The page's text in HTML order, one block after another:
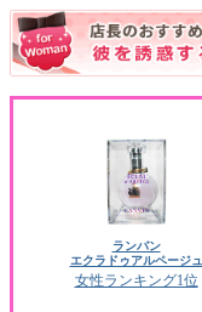
ランバン
エクラドゥアルページュ
女性ランキング1位